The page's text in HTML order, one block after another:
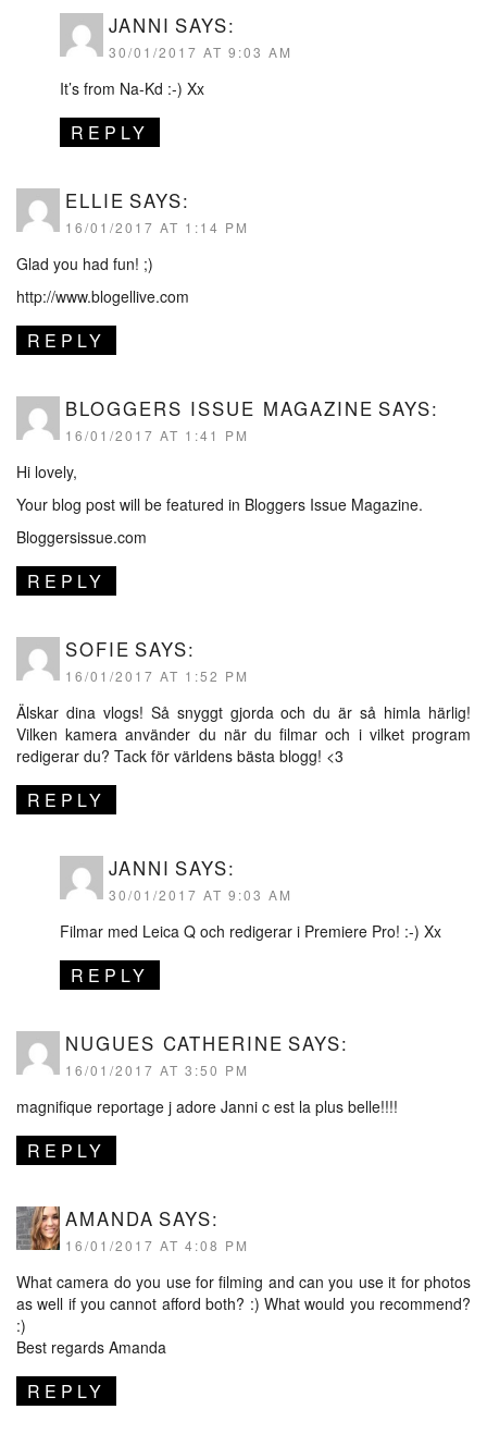
JANNI SAYS:
30/01/2017 AT 9:03 AM
It’s from Na-Kd :-) Xx
REPLY
ELLIE SAYS:
16/01/2017 AT 1:14 PM
Glad you had fun! ;)
http://www.blogellive.com
REPLY
BLOGGERS ISSUE MAGAZINE SAYS:
16/01/2017 AT 1:41 PM
Hi lovely,
Your blog post will be featured in Bloggers Issue Magazine.
Bloggersissue.com
REPLY
SOFIE SAYS:
16/01/2017 AT 1:52 PM
Älskar dina vlogs! Så snyggt gjorda och du är så himla härlig!
Vilken kamera använder du när du filmar och i vilket program
redigerar du? Tack för världens bästa blogg! <3
REPLY
JANNI SAYS:
30/01/2017 AT 9:03 AM
Filmar med Leica Q och redigerar i Premiere Pro! :-) Xx
REPLY
NUGUES CATHERINE SAYS:
16/01/2017 AT 3:50 PM
magnifique reportage j adore Janni c est la plus belle!!!!
REPLY
AMANDA SAYS:
16/01/2017 AT 4:08 PM
What camera do you use for filming and can you use it for photos
as well if you cannot afford both? :) What would you recommend?
:)
Best regards Amanda
REPLY